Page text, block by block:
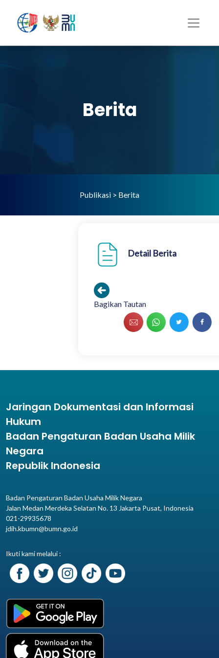
Berita
Publikasi > Berita
Detail Berita
Bagikan Tautan
Jaringan Dokumentasi dan Informasi
Hukum
Badan Pengaturan Badan Usaha Milik
Negara
Republik Indonesia
Badan Pengaturan Badan Usaha Milik Negara
Jalan Medan Merdeka Selatan No. 13 Jakarta Pusat, Indonesia
021-29935678
jdih.kbumn@bumn.go.id
Ikuti kami melalui :